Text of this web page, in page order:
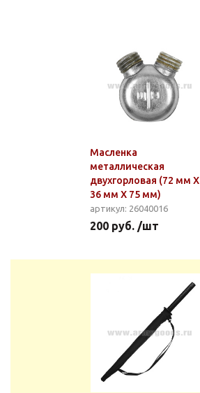
Масленка
металлическая
двухгорловая (72 мм Х
36 мм Х 75 мм)
артикул: 26040016
200 руб. /шт